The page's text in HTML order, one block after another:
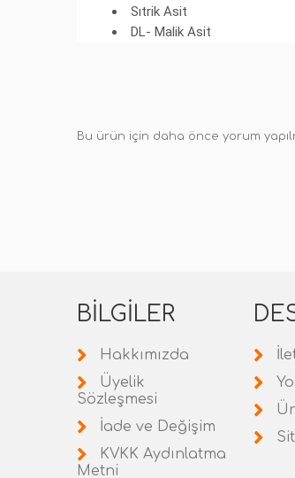
Sıtrik Asit
DL- Malik Asit
Bu ürün için daha önce yorum
BILGILER
Hakkımızda
Üyelik
Sözleşmesi
İade ve Değişim
KVKK Aydınlatma
Metni